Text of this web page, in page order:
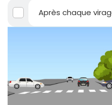
Après chaque